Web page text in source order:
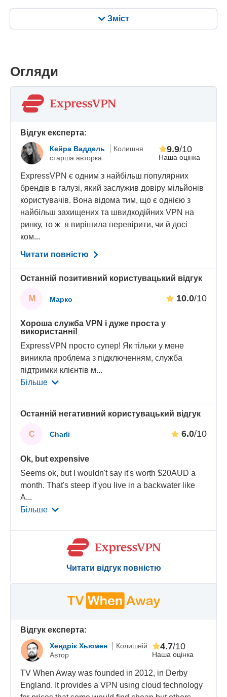
Зміст
Огляди
Відгук експерта:
Кейра Ваддель
Колишня
старша авторка
Наша оцінка
9.9/10
ExpressVPN є одним з найбільш популярних
брендів в галузі, який заслужив довіру мільйонів
користувачів. Вона відома тим, що є однією з
найбільш захищених та швидкодійних VPN на
ринку, то ж я вирішила перевірити, чи й досі
ком...
Читати повністю
Останній позитивний користувацький відгук
М Марко 10.0/10
Хороша служба VPN і дуже проста у
використанні!
ExpressVPN просто супер! Як тільки у мене
виникла проблема з підключенням, служба
підтримки клієнтів м...
Більше
Останній негативний користувацький відгук
C Charli 6.0/10
Ok, but expensive
Seems ok, but I wouldn't say it's worth $20AUD a
month. That's steep if you live in a backwater like
A...
Більше
Читати відгук повністю
Відгук експерта:
Хендрік Хьюмен
Колишній
Автор
Наша оцінка
4.7/10
TV When Away was founded in 2012, in Derby
England. It provides a VPN using cloud technology